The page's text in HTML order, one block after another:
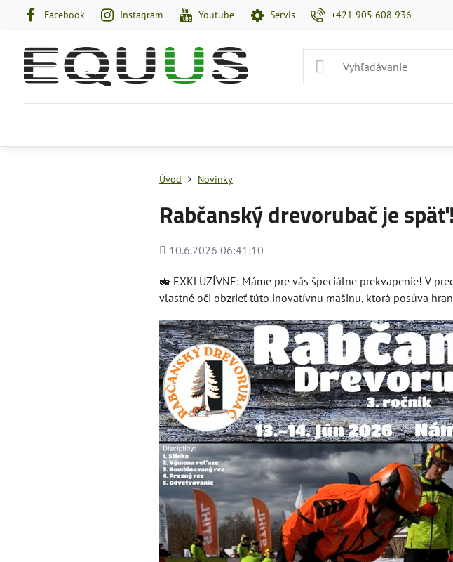
Facebook Instagram Youtube Servis +421 905 608 936
Úvod Novinky
Rabčanský drevorubač je späť!
Pridané
10.6.2026 06:41:10
🚜 EXKLUZÍVNE: Máme pre vás špeciálne prekvapenie! V
vlastné oči obzrieť túto inovatívnu mašinu, ktorá posúva